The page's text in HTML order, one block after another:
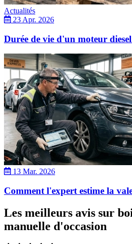
Actualités
23 Apr. 2026
Durée de vie d'un moteur
13 Mar. 2026
Comment l'expert estime la
Les meilleurs avis sur
manuelle d'occasion